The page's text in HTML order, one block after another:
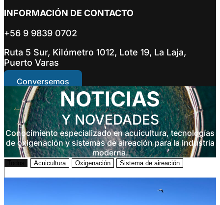
INFORMACIÓN DE CONTACTO
+56 9 9839 0702
Ruta 5 Sur, Kilómetro 1012, Lote 19, La Laja,
Puerto Varas
Conversemos
NOTICIAS
Y NOVEDADES
Conocimiento especializado en acuicultura, tecnologías
de oxigenación y sistemas de aireación para la industria
moderna.
Acuicultura Oxigenación Sistema de aireación